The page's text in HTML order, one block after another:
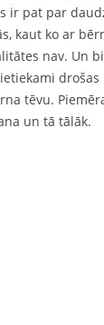
ir pat par
kaut ko ar
nav. Un
drošas
tēvu.
un tā tālāk.